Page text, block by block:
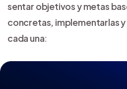
sentar objetivos y metas
concretas, implementarlas
cada una: